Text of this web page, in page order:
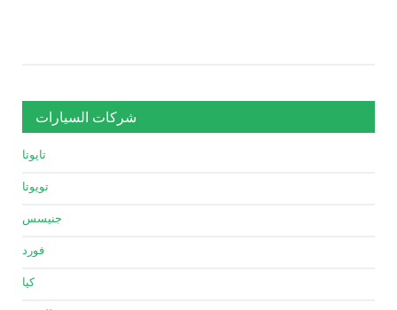
شركات السيارات
تايوتا
تويوتا
جنيسس
فورد
كيا